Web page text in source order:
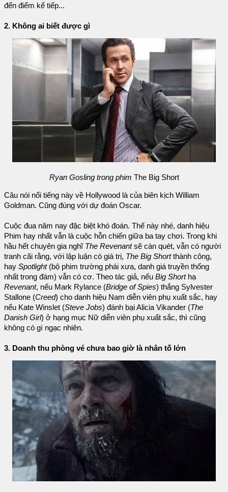
đến điểm kế tiếp...
2. Không ai biết được gì
Ryan Gosling trong phim The Big Short
Câu nói nổi tiếng này về Hollywood là của biên kịch William
Goldman. Cũng đúng với dự đoán Oscar.
Cuộc đua năm nay đặc biệt khó đoán. Thế này nhé, danh hiệu
Phim hay nhất vẫn là cuộc hỗn chiến giữa ba tay chơi. Trong khi
hầu hết chuyên gia nghĩ The Revenantsẽ càn quét, vẫn có người
tranh cãi rằng, với lập luận có giá trị, The Big Shortthành công,
hay Spotlight (bộ phim trường phái xưa, danh giá truyền thống
nhất trong đám) vẫn có cơ. Theo tác giả, nếu Big Short hạ
Revenant, nếu Mark Rylance (Bridge of Spies) thắng Sylvester
Stallone (Creed) cho danh hiệu Nam diễn viên phụ xuất sắc, hay
nếu Kate Winslet (Steve Jobs) đánh bại Alicia Vikander (The
Danish Girl) ở hạng mục Nữ diễn viên phụ xuất sắc, thì cũng
không có gì ngạc nhiên.
3. Doanh thu phòng vé chưa bao giờ là nhân tố lớn